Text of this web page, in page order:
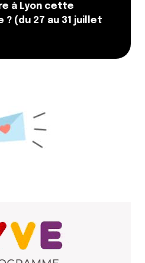
à Lyon cette
? (du 27 au 31 juillet